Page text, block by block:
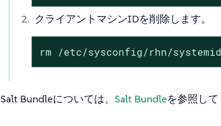
クライアントマシンIDを削除します。
rm /etc/sysconfig/rhn/systemid
Salt Bundleについては、 Salt Bundleを参照して